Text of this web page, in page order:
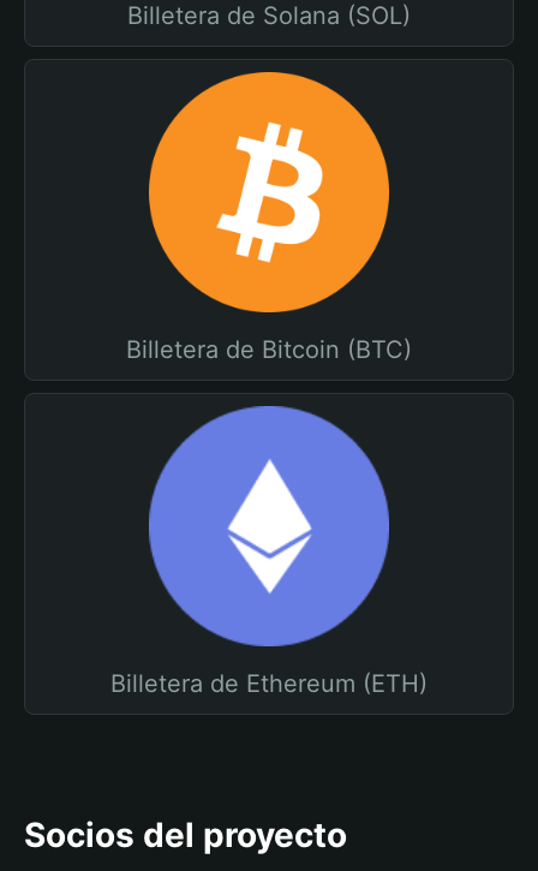
Billetera de Solana (SOL)
Billetera de Bitcoin (BTC)
Billetera de Ethereum (ETH)
Socios del proyecto